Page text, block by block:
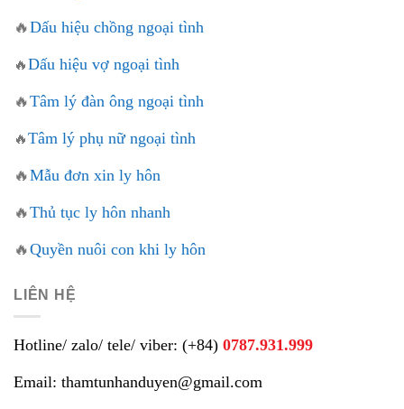
🔥Dấu hiệu chồng ngoại tình
🔥Dấu hiệu vợ ngoại tình
🔥Tâm lý đàn ông ngoại tình
🔥Tâm lý phụ nữ ngoại tình
🔥Mẫu đơn xin ly hôn
🔥Thủ tục ly hôn nhanh
🔥Quyền nuôi con khi ly hôn
LIÊN HỆ
Hotline/ zalo/ tele/ viber: (+84) 0787.931.999
Email: thamtunhanduyen@gmail.com